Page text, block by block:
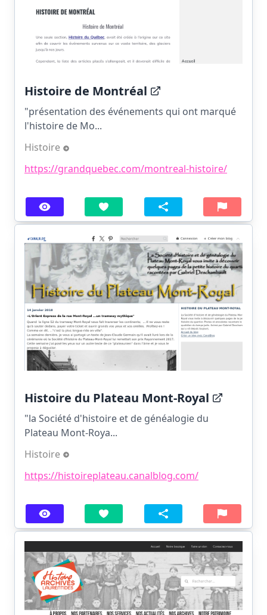
Histoire de Montréal
"présentation des événements qui ont marqué
l'histoire de Mo...
Histoire
https://grandquebec.com/montreal-histoire/
Histoire du Plateau Mont-Royal
"la Société d'histoire et de généalogie du
Plateau Mont-Roya...
Histoire
https://histoireplateau.canalblog.com/